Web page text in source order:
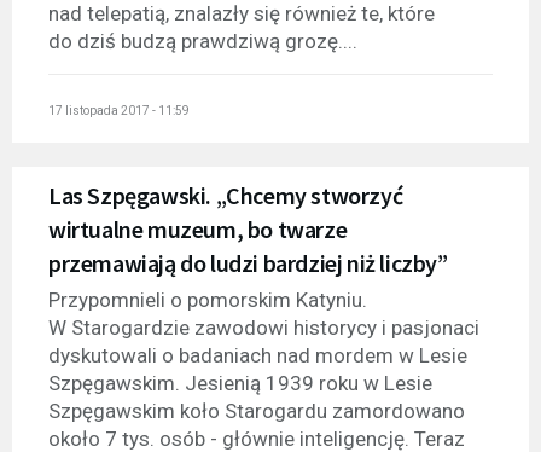
nad telepatią, znalazły się również te, które
do dziś budzą prawdziwą grozę....
17 listopada 2017 - 11:59
Las Szpęgawski. „Chcemy stworzyć
wirtualne muzeum, bo twarze
przemawiają do ludzi bardziej niż liczby”
Przypomnieli o pomorskim Katyniu.
W Starogardzie zawodowi historycy i pasjonaci
dyskutowali o badaniach nad mordem w Lesie
Szpęgawskim. Jesienią 1939 roku w Lesie
Szpęgawskim koło Starogardu zamordowano
około 7 tys. osób - głównie inteligencję. Teraz